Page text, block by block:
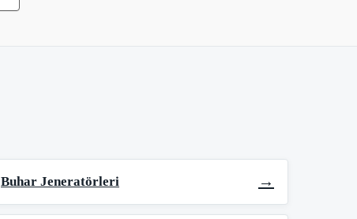
Buhar Jeneratörleri →